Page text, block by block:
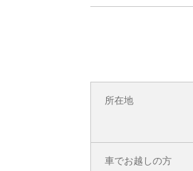
所在地
車でお越しの方